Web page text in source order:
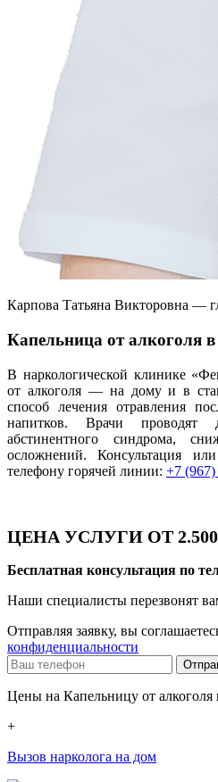
Карпова Татьяна Викторовна —
Капельница от алкоголя
В наркологической клинике
от алкоголя — на дому и в
способ лечения отравления
напитков. Врачи проводят
абстинентного синдрома,
осложнений. Консультация
телефону горячей линии: +7
ЦЕНА УСЛУГИ ОТ
Бесплатная консультация по
Наши специалисты перезвонят
Отправляя заявку, вы
конфиденциальности
Цены на Капельницу от алкоголя
+
Вызов нарколога на дом